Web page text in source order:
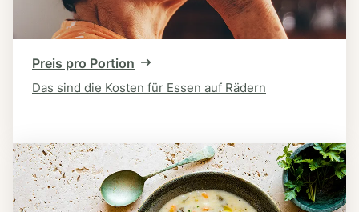
Preis pro Portion
Das sind die Kosten für Essen auf Rädern